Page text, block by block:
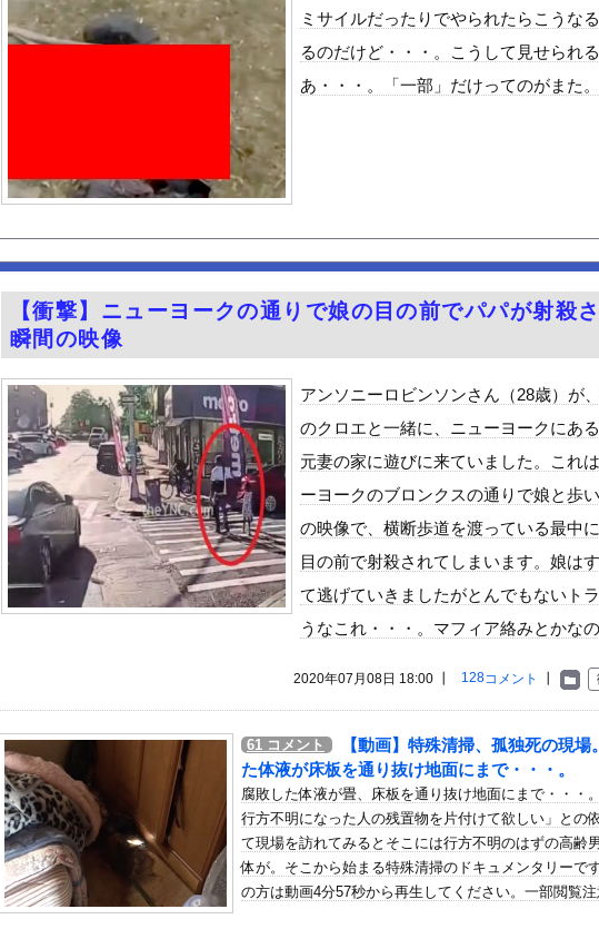
中国「大洪水！」三峡ダム「9門開放！（全力放流」中国都市「三峡沿線の道路水没」中国政...
職場の人妻と不倫をして、ついに、、、
韓国国会、サッカー前代表監督を追及「なぜ負けたのか」
日本旅行キャンセルすべきか…1万年ぶり史上最大級の火山の兆し＝韓国の反応
うちのネコが目の前にいた。私が上に物を投げるフリをする → 猫はこうなります…
お前ら「日本も核武装汁！」←１万発の核弾頭どこに
【画像】小倉優子(42)、大学の友達と初めての飲み会wwwwwww
パチンコスロット中毒者達がハマる前に見たかった動画
『悪役令嬢転生おじさん』6話感想 モブ令嬢に絡まれるアンナ！
おすすめのG-SHOCK教えろ。それ買う。ちな現場仕事
家系ラーメンにチャーシューとキャベツをトッピングして食べるのが好き
TBS新人アナ ブラチラ、お尻くっきり、Y字開脚！！
【悲報】ラッパーさん、札束披露するもネット民から新社会人の初ボーナスくらいしかないと...
【悲報】BYDの軽EVラッコを自動車評論家が褒めてる日本、中国人からは馬鹿にされてる...
グラビア界の“がん攻めルーキー”三園響子にがん攻めされたいよな！
今の時期 河口で釣れる美味い魚教えて
【Xの車窓から】オービスかと思ったら野生の炊飯器で草 ほか
【ポロリ悲話】ネットで拡散してるおっぱいポロリ動画、何故か叩かれる・・・
【衝撃】「かわいい虫」ランキング、ついに発表される
「アメリカのヤンキーがアジア人にケンカを売った結果ｗｗｗ」 ほか
【悲報】ラッパーさん、札束披露するもネット民から新社会人の初ボーナスくらいしかないと...
やっぱり肉が好き
外国人「2026年バロンドールは誰が受賞すべき?」エンバペ、今季無冠でも初受賞か!?...
【にじさんじ】はかちぇ「2足の靴下を履いては洗濯するのを繰り返していたんだけど今日1...
【悲報】韓国人「え待って、何で日本の避難所って10年前と同レベルなの(ドン引き
仲のいいママグループとちょくちょくお互いの家に行き来したりしていたら、まぁ物が無くな...
ミサイルだったりでやられたらこうな
るのだけど・・・。こうして見せられ
あ・・・。「一部」だけってのがまた。
【衝撃】ニューヨークの通りで娘の目の前でパパが射殺
瞬間の映像
アンソニーロビンソンさん（28歳）が
のクロエと一緒に、ニューヨークにあ
元妻の家に遊びに来ていました。これ
ーヨークのブロンクスの通りで娘と歩
の映像で、横断歩道を渡っている最中
目の前で射殺されてしまいます。娘は
て逃げていきましたがとんでもないト
うなこれ・・・。マフィア絡みとかなの
128コメント
2020年07月08日 18:00 ┃
61 コメント
【動画】特殊清掃、孤独死の現場
た体液が床板を通り抜け地面にまで・・・。
腐敗した体液が畳、床板を通り抜け地面にまで・・・
行方不明になった人の残置物を片付けて欲しい」との
て現場を訪れてみるとそこには行方不明のはずの高齢
体が。そこから始まる特殊清掃のドキュメンタリーで
の方は動画4分57秒から再生してください。一部閲覧注